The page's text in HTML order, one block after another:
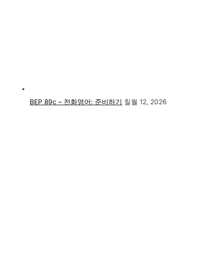
BEP 89c – 전화영어: 준비하기 칠월 12, 2026